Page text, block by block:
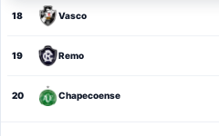
18 Vasco
19 Remo
20 Chapecoense